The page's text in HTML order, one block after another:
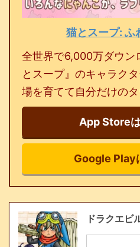
猫とスープ: ふ
全世界で6,000万ダウン
とスープ』のキャラク
場を育てて自分だけのタ
App Store
Google Play
ドラクエビ